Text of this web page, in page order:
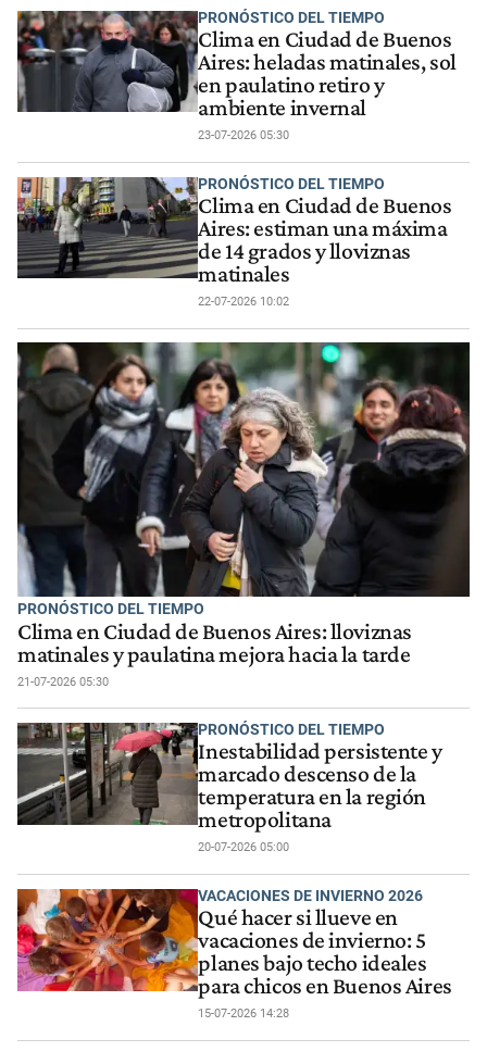
PRONÓSTICO DEL TIEMPO
Clima en Ciudad de Buenos
Aires: heladas matinales, sol
en paulatino retiro y
ambiente invernal
23-07-2026 05:30
PRONÓSTICO DEL TIEMPO
Clima en Ciudad de Buenos
Aires: estiman una máxima
de 14 grados y lloviznas
matinales
22-07-2026 10:02
PRONÓSTICO DEL TIEMPO
Clima en Ciudad de Buenos Aires: lloviznas
matinales y paulatina mejora hacia la tarde
21-07-2026 05:30
PRONÓSTICO DEL TIEMPO
Inestabilidad persistente y
marcado descenso de la
temperatura en la región
metropolitana
20-07-2026 05:00
VACACIONES DE INVIERNO 2026
Qué hacer si llueve en
vacaciones de invierno: 5
planes bajo techo ideales
para chicos en Buenos Aires
15-07-2026 14:28